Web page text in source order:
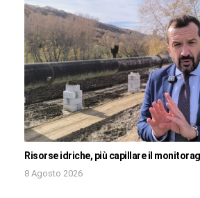
Risorse idriche, più capillare il
8 Agosto 2026